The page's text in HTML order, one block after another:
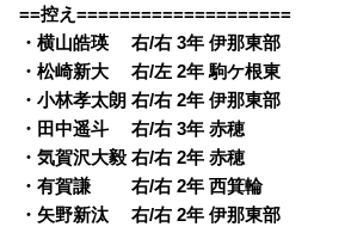
==控え====================
・横山皓瑛 右/右 3年 伊那東部
・松崎新大 右/左 2年 駒ケ根東
・小林孝太朗 右/右 2年 伊那東部
・田中遥斗 右/右 3年 赤穂
・気賀沢大毅 右/右 2年 赤穂
・有賀謙 右/右 2年 西箕輪
・矢野新汰 右/右 2年 伊那東部